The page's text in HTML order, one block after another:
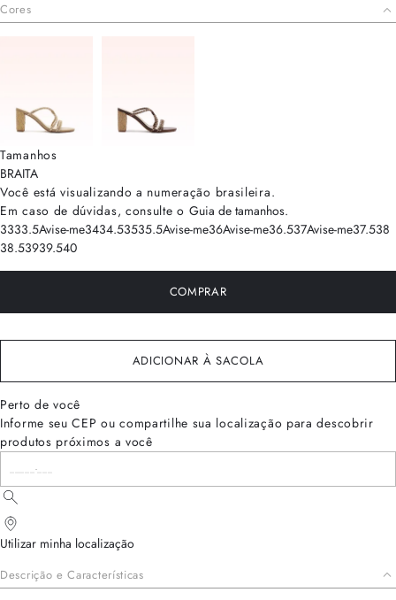
Cores
Tamanhos
BRAITA
Você está visualizando a numeração brasileira.
Em caso de dúvidas, consulte o Guia de tamanhos.
3333.5Avise-me3434.53535.5Avise-me36Avise-me36.537Avise-me37.538
38.53939.540
COMPRAR
ADICIONAR À SACOLA
Perto de você
Informe seu CEP ou compartilhe sua localização para descobrir
produtos próximos a você
Utilizar minha localização
Descrição e Características